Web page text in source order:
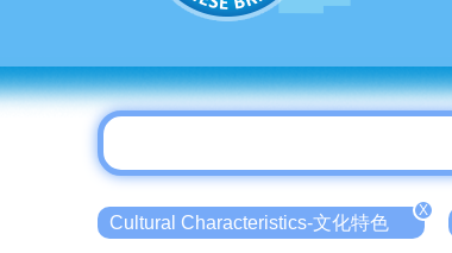
Cultural Characteristics-文化特色
X